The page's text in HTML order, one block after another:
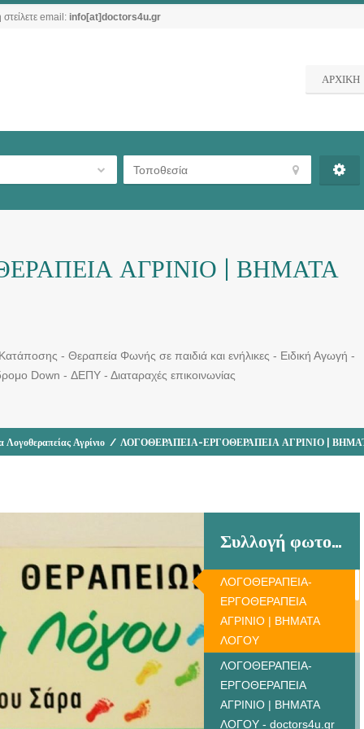
στείλετε email: info[at]doctors4u.gr
ΑΡΧΙΚΗ
ΑΓΡΙΝΙΟ | ΒΗΜΑΤΑ
- Θεραπεία Φωνής σε παιδιά και ενήλικες - Ειδική Αγωγή -
Down - ΔΕΠΥ - Διαταραχές επικοινωνίας
Λογοθεραπείας Αγρίνιο / ΛΟΓΟΘΕΡΑΠΕΙΑ-ΕΡΓΟΘΕΡΑΠΕΙΑ ΑΓΡΙΝΙΟ |
Συλλογή φωτογραφιών
ΛΟΓΟΘΕΡΑΠΕΙΑ-
ΕΡΓΟΘΕΡΑΠΕΙΑ
ΑΓΡΙΝΙΟ | ΒΗΜΑΤΑ
ΛΟΓΟΥ
ΛΟΓΟΘΕΡΑΠΕΙΑ-
ΕΡΓΟΘΕΡΑΠΕΙΑ
ΑΓΡΙΝΙΟ | ΒΗΜΑΤΑ
ΛΟΓΟΥ - doctors4u.gr